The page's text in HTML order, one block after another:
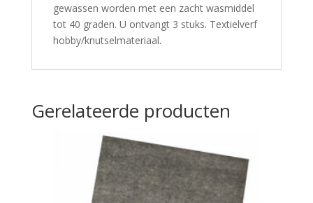
gewassen worden met een zacht wasmiddel
tot 40 graden. U ontvangt 3 stuks. Textielverf
hobby/knutselmateriaal.
Gerelateerde producten